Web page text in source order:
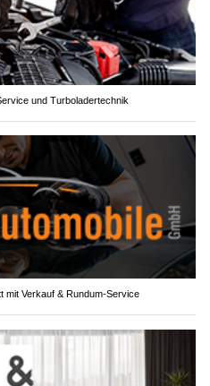
und Turboladertechnik
mit Verkauf & Rundum-Service